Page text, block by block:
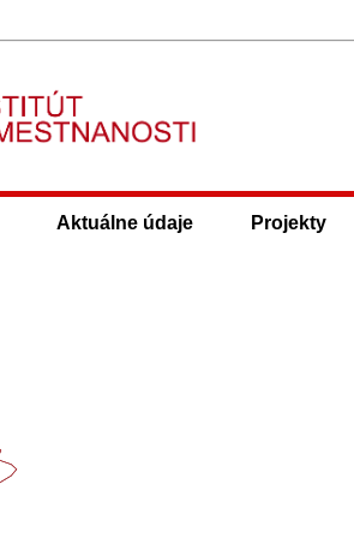
Aktuálne údaje Projekty